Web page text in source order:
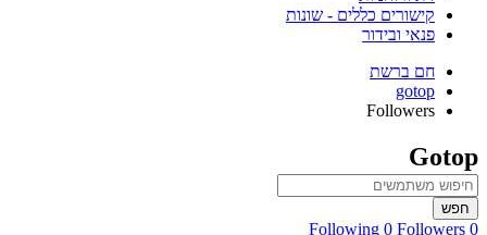
קישורים כללים - שונות
פנאי ובידור
חם ברשת
gotop
Followers
Gotop
חפש
0 Following
0 Followers